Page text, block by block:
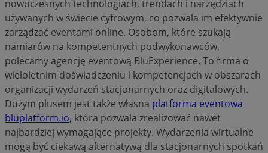
nowoczesnych technologiach, trendach i narzędziach
używanych w świecie cyfrowym, co pozwala im efektywnie
zarządzać eventami online. Osobom, które szukają
namiarów na kompetentnych podwykonawców,
polecamy agencję eventową BluExperience. To firma o
wieloletnim doświadczeniu i kompetencjach w obszarach
organizacji wydarzeń stacjonarnych oraz digitalowych.
Dużym plusem jest także własna platforma eventowa
bluplatform.io, która pozwala zrealizować nawet
najbardziej wymagające projekty. Wydarzenia wirtualne
mogą być ciekawą alternatywą dla stacjonarnych spotkań